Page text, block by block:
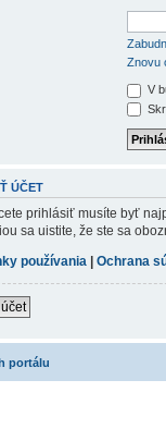
Znovu
V
ÚČET
prihlásiť musíte byť
sa uistite, že ste sa
používania | Ochrana
portálu